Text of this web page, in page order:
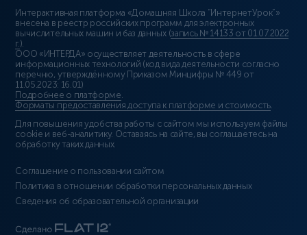
Интерактивная платформа «Домашняя Школа “ИнтернетУрок”»
внесена в реестр российских программ для электронных
вычислительных машин и баз данных (запись № 14133 от 01.07.2022
г.).
ООО «ИНТЕРДА» осуществляет деятельность в сфере
информационных технологий (код вида деятельности согласно
перечню, утверждённому Приказом Минцифры № 449 от
11.05.2023: 16.01)
Подробнее о платформе.
Форматы предоставления доступа к платформе и стоимость.
Для повышения удобства работы с сайтом мы используем файлы
cookie и веб-аналитику. Оставаясь на сайте, вы соглашаетесь на
обработку таких данных.
Соглашение о пользовании сайтом
Политика в отношении обработки персональных данных
Сведения об образовательной организации